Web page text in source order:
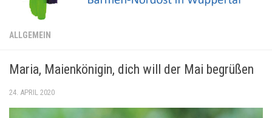
ALLGEMEIN
Maria, Maienkönigin, dich will der Mai begrüßen
24. APRIL 2020